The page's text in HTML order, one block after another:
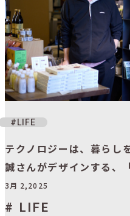
LIFE
テクノロジーは、暮らしをどう
誠さんがデザインする、
ひらく仕組み
3月 2,2025
LIFE